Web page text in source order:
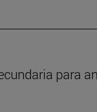
para